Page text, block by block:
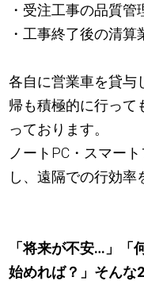
・受注工事の品質管
・工事終了後の清算
各自に営業車を貸与
帰も積極的に行って
っております。
ノートPC・スマー
し、遠隔での行効率
「将来が不安…」「
始めれば？」そんな